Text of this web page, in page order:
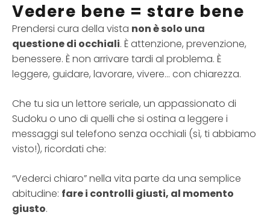
Vedere bene = stare bene
Prendersi cura della vista non è solo una
questione di occhiali. È attenzione, prevenzione,
benessere. È non arrivare tardi al problema. È
leggere, guidare, lavorare, vivere… con chiarezza.
Che tu sia un lettore seriale, un appassionato di
Sudoku o uno di quelli che si ostina a leggere i
messaggi sul telefono senza occhiali (sì, ti abbiamo
visto!), ricordati che:
“Vederci chiaro” nella vita parte da una semplice
abitudine: fare i controlli giusti, al momento
giusto.